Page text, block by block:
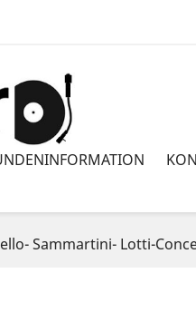
Sammartini- Lotti-